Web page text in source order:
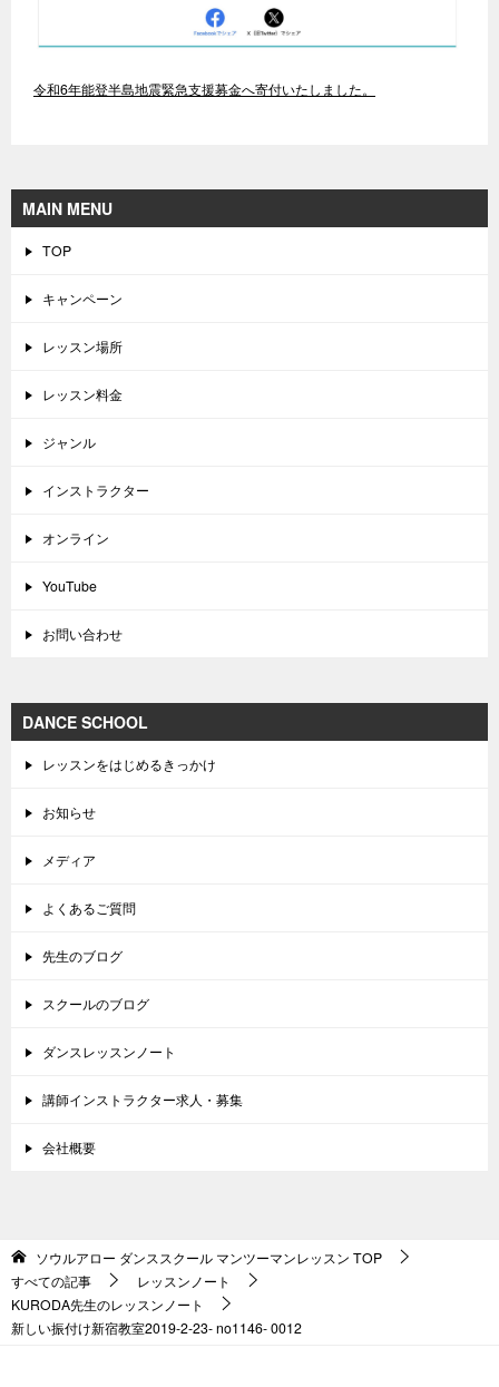
令和6年能登半島地震緊急支援募金へ寄付いたしました。
MAIN MENU
TOP
キャンペーン
レッスン場所
レッスン料金
ジャンル
インストラクター
オンライン
YouTube
お問い合わせ
DANCE SCHOOL
レッスンをはじめるきっかけ
お知らせ
メディア
よくあるご質問
先生のブログ
スクールのブログ
ダンスレッスンノート
講師インストラクター求人・募集
会社概要
ソウルアロー ダンススクール マンツーマンレッスン TOP
すべての記事
レッスンノート
KURODA先生のレッスンノート
新しい振付け新宿教室2019-2-23- no1146- 0012